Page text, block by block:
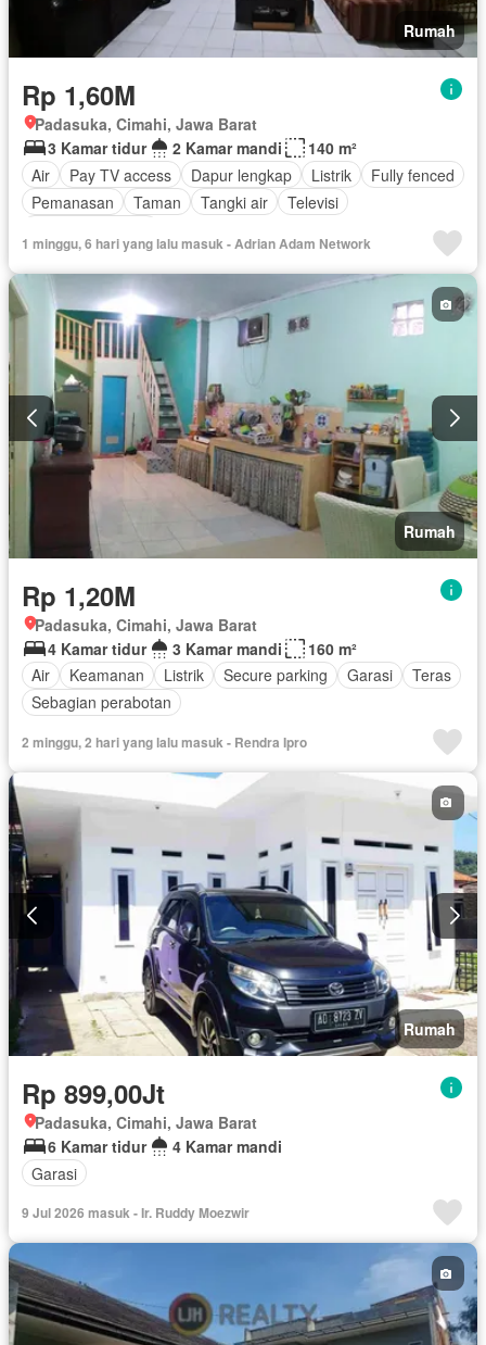
Rumah
Rp 1,60M
Padasuka, Cimahi, Jawa Barat
3 Kamar tidur
2 Kamar mandi
140 m²
Air
Pay TV access Dapur lengkap Listrik
Fully fenced
Pemanasan
Taman Tangki air
Televisi
1 minggu, 6 hari yang lalu masuk - Adrian Adam Network
Rumah
Rp 1,20M
Padasuka, Cimahi, Jawa Barat
4 Kamar tidur
3 Kamar mandi
160 m²
Air
Keamanan Listrik Secure parking Garasi
Teras
Sebagian perabotan
2 minggu, 2 hari yang lalu masuk - Rendra Ipro
Rumah
Rp 899,00Jt
Padasuka, Cimahi, Jawa Barat
6 Kamar tidur
4 Kamar mandi
Garasi
9 Jul 2026 masuk - Ir. Ruddy Moezwir